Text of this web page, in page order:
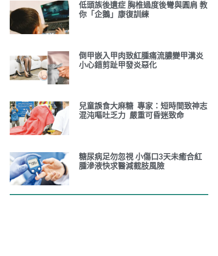
低頭族後遺症 胸椎過度後彎與圓肩 教
你「企鵝」康復訓練
倒甲嵌入甲肉致紅腫痛流膿變甲溝炎
小心錯剪趾甲發炎惡化
兒童誤食大麻糖 專家：短時間致神志
混沌嘔吐乏力 嚴重可昏迷致命
糖尿病足勿忽視 小傷口3天未癒合紅
腫滲液快求醫減截肢風險